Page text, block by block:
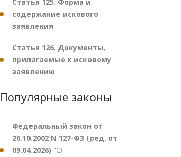
содержание искового
заявления
Статья 126. Документы,
прилагаемые к исковому
заявлению
Популярные законы
Федеральный закон от
26.10.2002 N 127-ФЗ (ред. от
09.04.2026) "О